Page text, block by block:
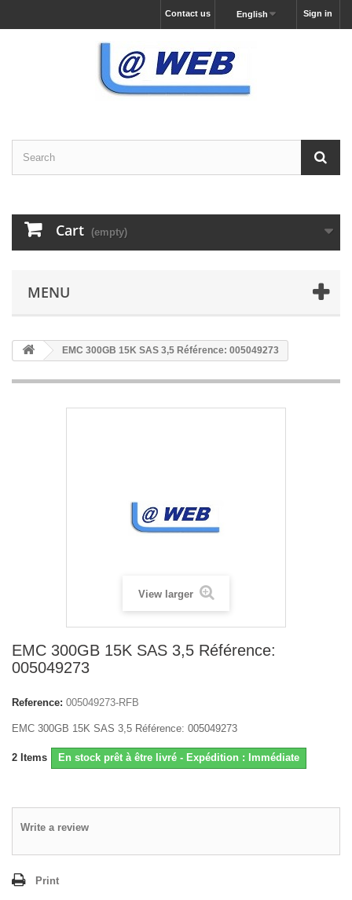
Sign in
English
Contact us
Cart (empty)
MENU
EMC 300GB 15K SAS 3,5 Référence: 005049273
View larger
EMC 300GB 15K SAS 3,5 Référence:
005049273
Reference: 005049273-RFB
EMC 300GB 15K SAS 3,5 Référence: 005049273
2 Items En stock prêt à être livré - Expédition : Immédiate
Write a review
Print